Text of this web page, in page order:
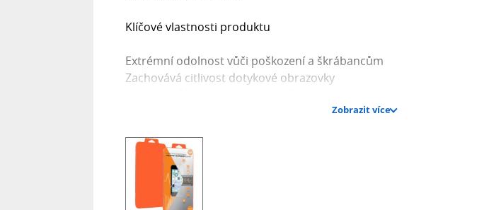
Klíčové vlastnosti produktu
Extrémní odolnost vůči poškození a škrábancům
Zachovává citlivost dotykové obrazovky
Oleofobní povlak odolný vůči mastným stopám a otiskům prstů
Co obsahuje sada?
Sada Tvrzeného skla Orange obsahuje vše, co potřebujete pro
aplikaci:
Zobrazit více